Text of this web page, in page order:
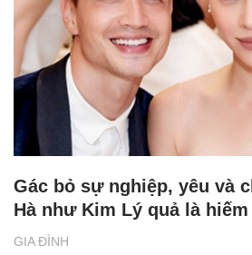
GIA ĐÌNH
Gác bỏ sự nghiệp, yêu và
Hà như Kim Lý quả là